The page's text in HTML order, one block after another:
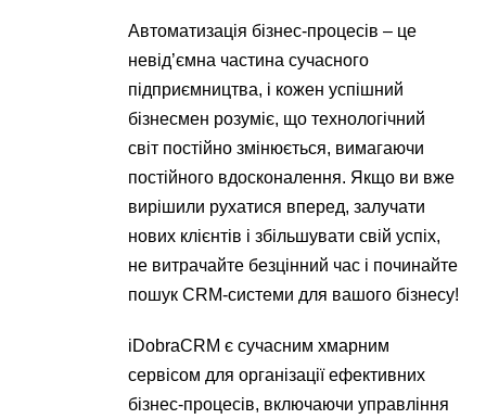
Автоматизація бізнес-процесів – це
невід’ємна частина сучасного
підприємництва, і кожен успішний
бізнесмен розуміє, що технологічний
світ постійно змінюється, вимагаючи
постійного вдосконалення. Якщо ви вже
вирішили рухатися вперед, залучати
нових клієнтів і збільшувати свій успіх,
не витрачайте безцінний час і починайте
пошук CRM-системи для вашого бізнесу!
iDobraCRM є сучасним хмарним
сервісом для організації ефективних
бізнес-процесів, включаючи управління